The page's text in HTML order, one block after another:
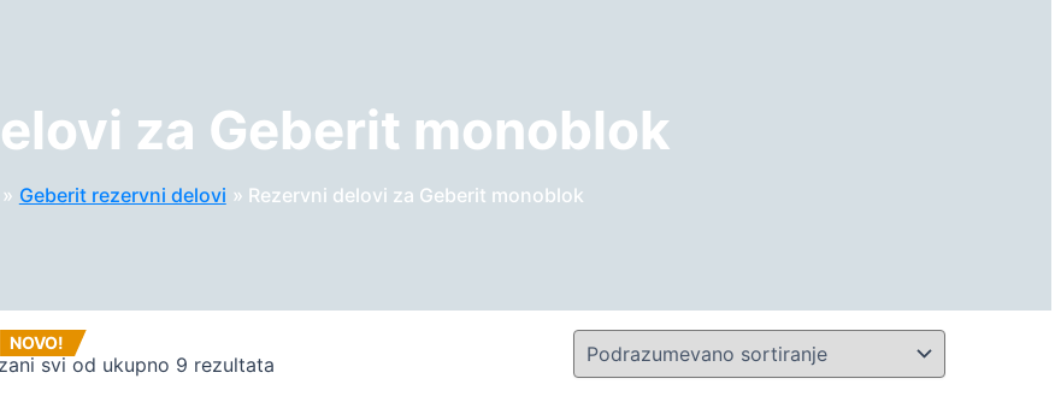
za Geberit monoblok
Geberit rezervni delovi Rezervni delovi za Geberit monoblok
svi od ukupno 9 rezultata
NOVO!